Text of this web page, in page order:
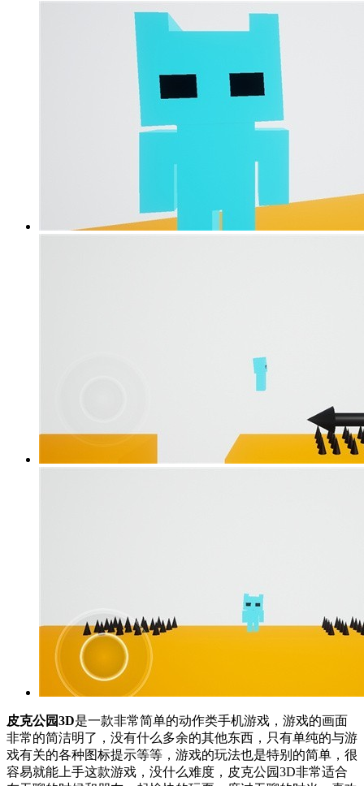
皮克公园3D是一款非常简单的动作类手机游戏，游戏的画面
非常的简洁明了，没有什么多余的其他东西，只有单纯的与游
戏有关的各种图标提示等等，游戏的玩法也是特别的简单，很
容易就能上手这款游戏，没什么难度，皮克公园3D非常适合